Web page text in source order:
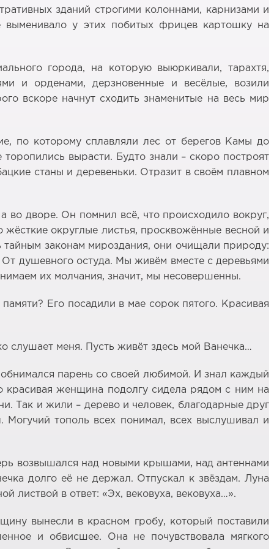
зданий строгими колоннами, карнизами и
у этих побитых фрицев картошку на
города, на которую выюркивали, тарахтя,
и орденами, дерзновенные и весёлые, возили
вскоре начнут сходить знаменитые на весь мир
по которому сплавляли лес от берегов Камы до
вырасти. Будто знали – скоро построят
станы и деревеньки. Отразит в своём плавном
во дворе. Он помнил всё, что происходило вокруг,
жёсткие округлые листья, просквожённые весной и
тайным законам мироздания, они очищали природу:
душевного остуда. Мы живём вместе с деревьями
их молчания, значит, мы несовершенны.
Его посадили в мае сорок пятого. Красивая
слушает меня. Пусть живёт здесь мой Ванечка…
парень со своей любимой. И знал каждый
женщина подолгу сидела рядом с ним на
Так и жили – дерево и человек, благодарные друг
тополь всех понимал, всех выслушивал и
возвышался над новыми крышами, над антеннами
долго её не держал. Отпускал к звёздам. Луна
листвой в ответ: «Эх, вековуха, вековуха…».
вынесли в красном гробу, который поставили
и обвисшее. Она не почувствовала мягкого